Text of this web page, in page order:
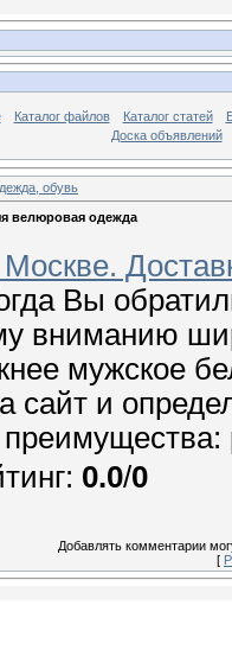
Каталог файлов Каталог статей
Доска объявлений
обувь
велюровая одежда
Вы
вниманию
мужское
сайт и
: 0.0/0
Добавлять комментарии
[